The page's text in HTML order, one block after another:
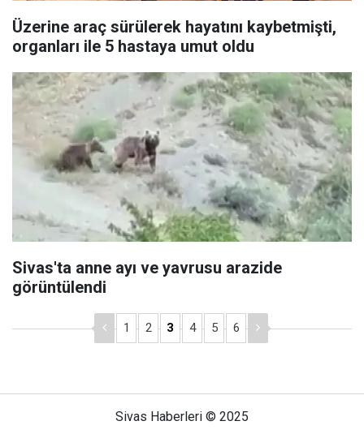
Üzerine araç sürülerek hayatını kaybetmişti,
organları ile 5 hastaya umut oldu
Sivas'ta anne ayı ve yavrusu arazide
görüntülendi
1 2 3 4 5 6
Sivas Haberleri © 2025